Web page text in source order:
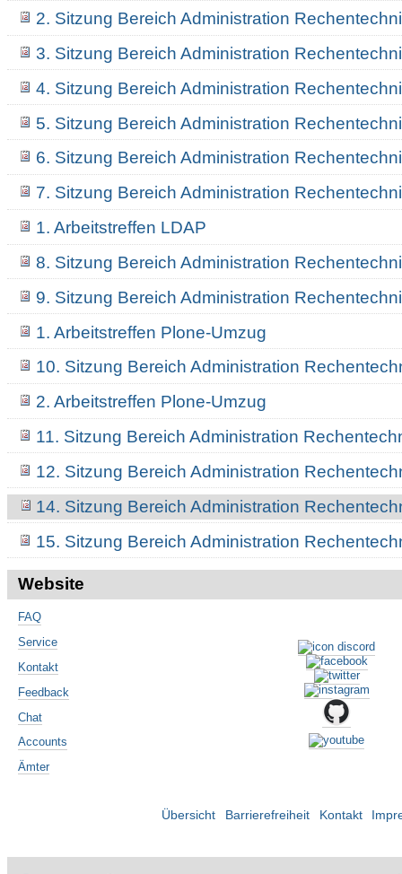
2. Sitzung Bereich Administration
3. Sitzung Bereich Administration
4. Sitzung Bereich Administration
5. Sitzung Bereich Administration
6. Sitzung Bereich Administration
7. Sitzung Bereich Administration
1. Arbeitstreffen LDAP
8. Sitzung Bereich Administration
9. Sitzung Bereich Administration
1. Arbeitstreffen Plone-Umzug
10. Sitzung Bereich Administration
2. Arbeitstreffen Plone-Umzug
11. Sitzung Bereich Administration
12. Sitzung Bereich Administration
14. Sitzung Bereich Administration
15. Sitzung Bereich Administration
Website
FAQ
Service
Kontakt
Feedback
Chat
Accounts
Ämter
Übersicht Barrierefreiheit Kontakt